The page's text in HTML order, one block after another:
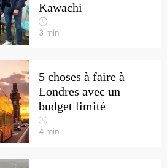
Kawachi
3 min
5 choses à faire à
Londres avec un
budget limité
4 min